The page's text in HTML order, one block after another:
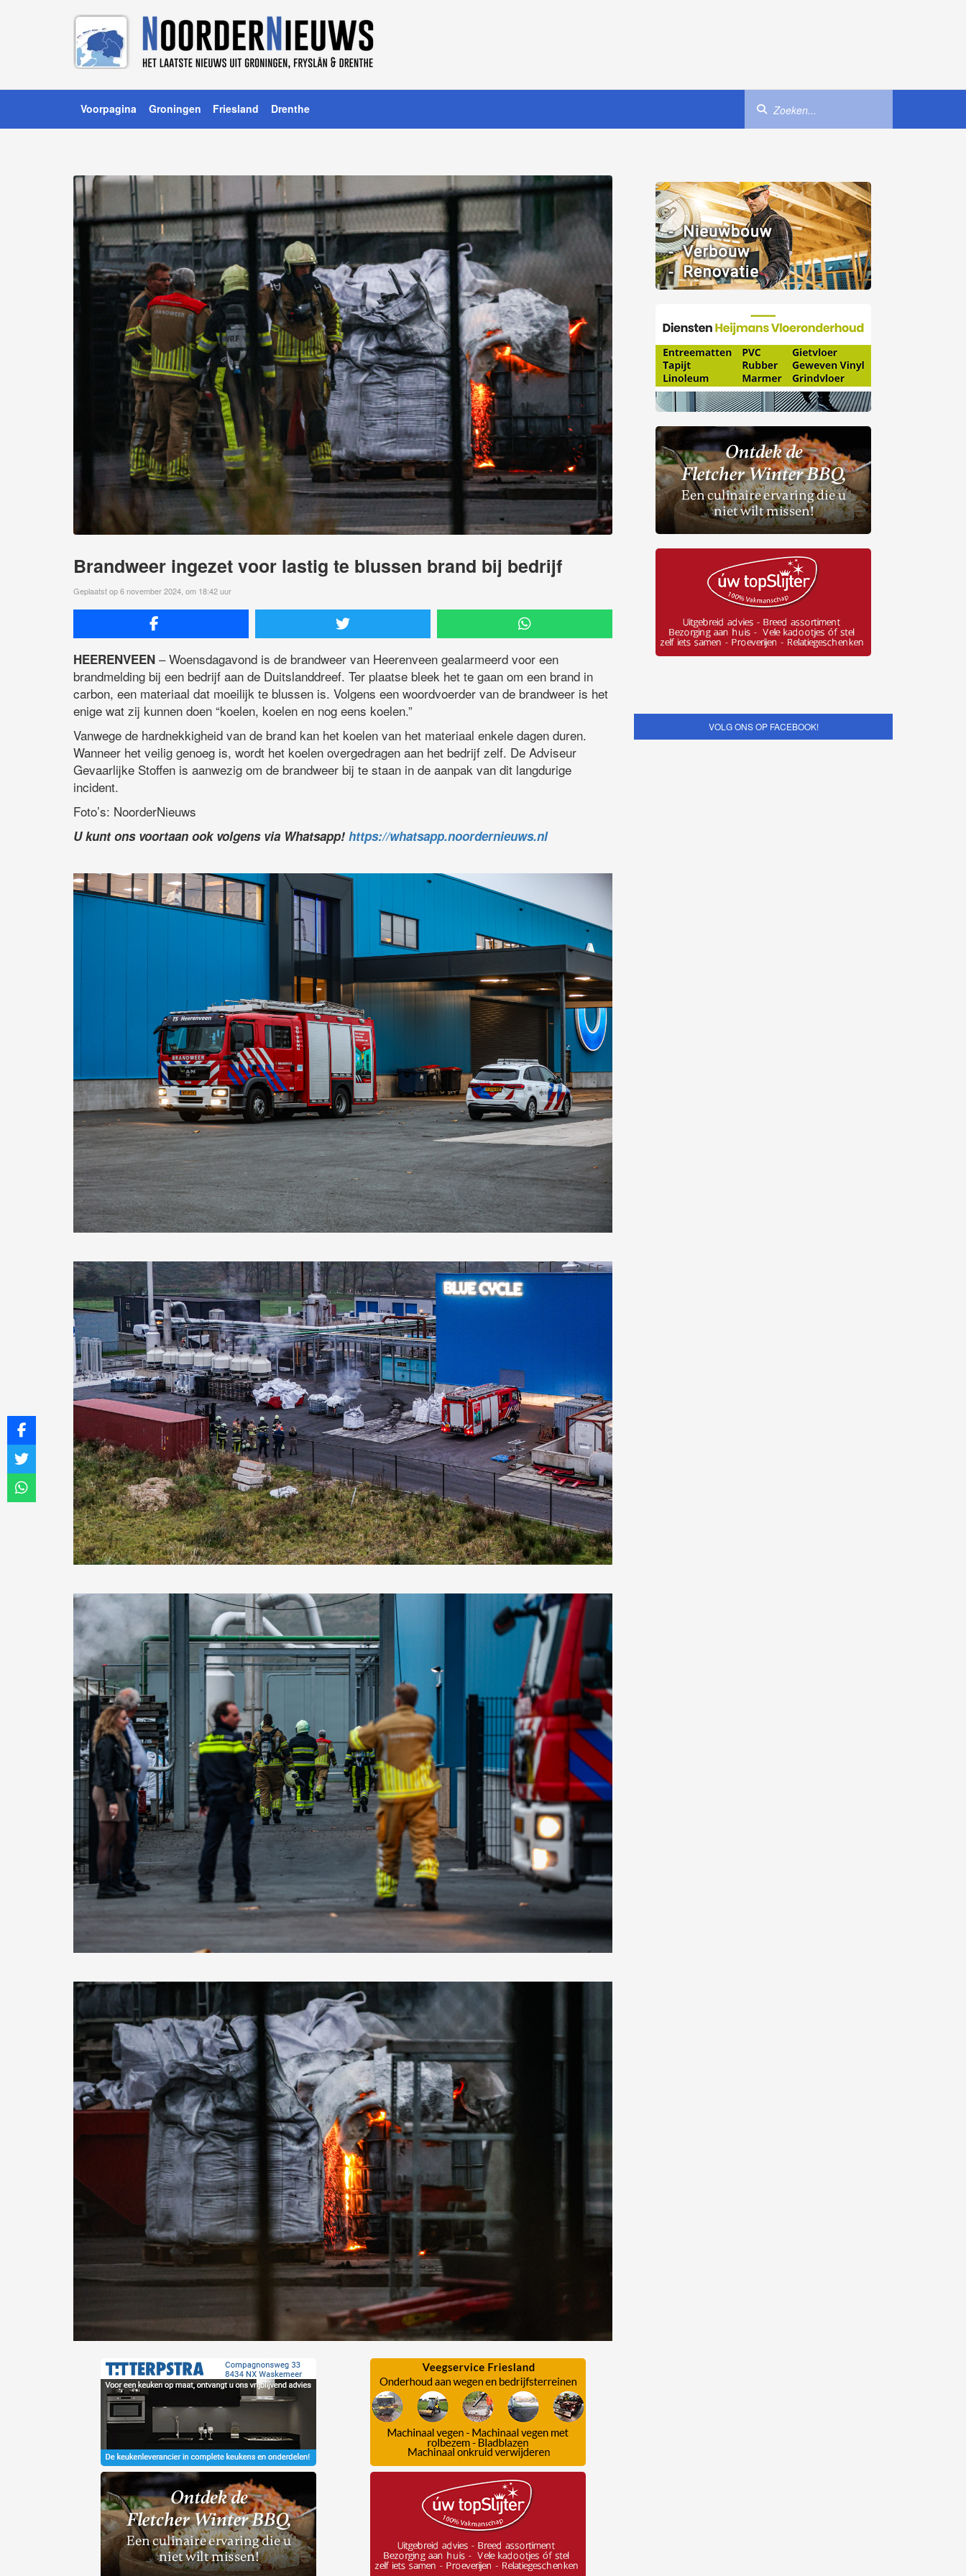
Voorpagina Groningen Friesland Drenthe
Brandweer ingezet voor lastig te blussen brand bij bedrijf
Geplaatst op 6 november 2024, om 18:42 uur
HEERENVEEN – Woensdagavond is de brandweer van Heerenveen gealarmeerd voor een
brandmelding bij een bedrijf aan de Duitslanddreef. Ter plaatse bleek het te gaan om een brand in
carbon, een materiaal dat moeilijk te blussen is. Volgens een woordvoerder van de brandweer is het
enige wat zij kunnen doen “koelen, koelen en nog eens koelen.”
Vanwege de hardnekkigheid van de brand kan het koelen van het materiaal enkele dagen duren.
Wanneer het veilig genoeg is, wordt het koelen overgedragen aan het bedrijf zelf. De Adviseur
Gevaarlijke Stoffen is aanwezig om de brandweer bij te staan in de aanpak van dit langdurige
incident.
Foto’s: NoorderNieuws
U kunt ons voortaan ook volgens via Whatsapp! https://whatsapp.noordernieuws.nl
VOLG ONS OP FACEBOOK!